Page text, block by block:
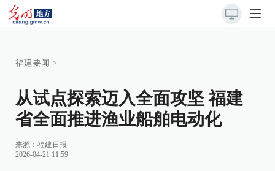
福建要闻 >
从试点探索迈入全面攻坚 福建
省全面推进渔业船舶电动化
来源： 福建日报
2026-04-21 11:59